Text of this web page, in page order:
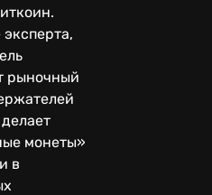
рыночный
монеты»
в